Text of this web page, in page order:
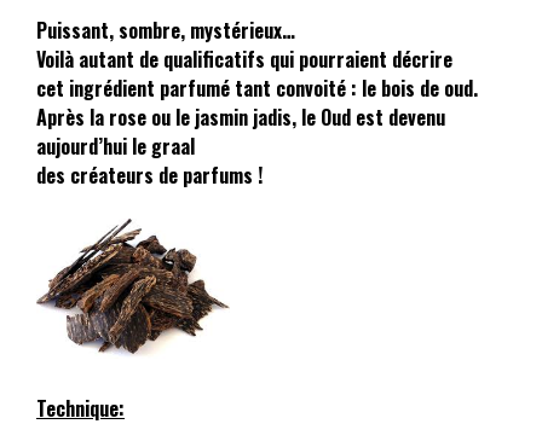
Puissant, sombre, mystérieux…
Voilà autant de qualificatifs qui pourraient décrire
cet ingrédient parfumé tant convoité : le bois de oud.
Après la rose ou le jasmin jadis, le Oud est devenu
aujourd’hui le graal
des créateurs de parfums !
Technique: